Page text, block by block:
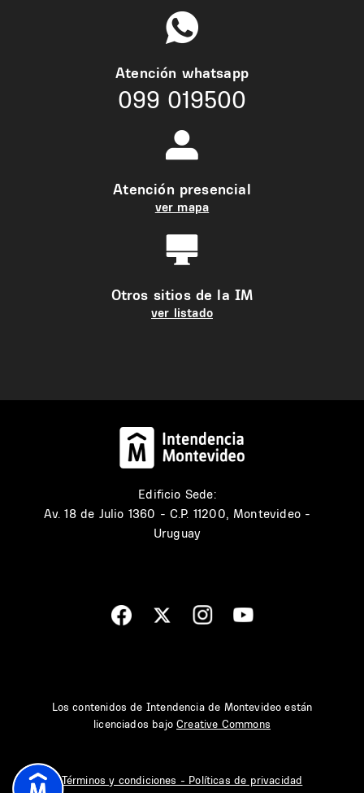
Atención whatsapp
099 019500
Atención presencial
ver mapa
Otros sitios de la IM
ver listado
Edificio Sede:
Av. 18 de Julio 1360 - C.P. 11200, Montevideo -
Uruguay
Los contenidos de Intendencia de Montevideo están
licenciados bajoCreative Commons
Términos y condiciones - Políticas de privacidad